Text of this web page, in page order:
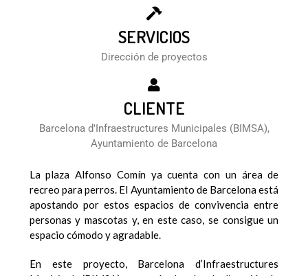
SERVICIOS
Dirección de proyectos
CLIENTE
Barcelona d'Infraestructures Municipales (BIMSA),
Ayuntamiento de Barcelona
La plaza Alfonso Comín ya cuenta con un área de
recreo para perros. El Ayuntamiento de Barcelona está
apostando por estos espacios de convivencia entre
personas y mascotas y, en este caso, se consigue un
espacio cómodo y agradable.
En este proyecto, Barcelona d’Infraestructures